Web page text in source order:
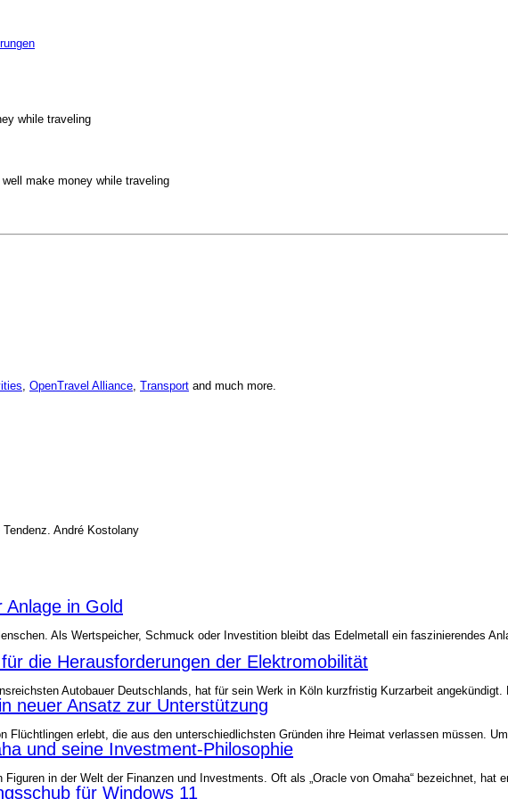
while traveling
make money while traveling
OpenTravel Alliance Transport and much more.
André Kostolany
Anlage in Gold
Als Wertspeicher, Schmuck oder Investition bleibt das Edelmetall ein faszinierendes
die Herausforderungen der Elektromobilität
Autobauer Deutschlands, hat für sein Werk in Köln kurzfristig Kurzarbeit angekündigt.
neuer Ansatz zur Unterstützung
Flüchtlingen erlebt, die aus den unterschiedlichsten Gründen ihre Heimat verlassen müssen.
und seine Investment-Philosophie
in der Welt der Finanzen und Investments. Oft als „Oracle von Omaha“ bezeichnet, hat
für Windows 11